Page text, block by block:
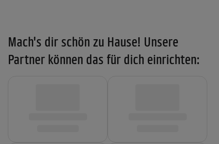
Mach's dir schön zu Hause! Unsere
Partner können das für dich einrichten: